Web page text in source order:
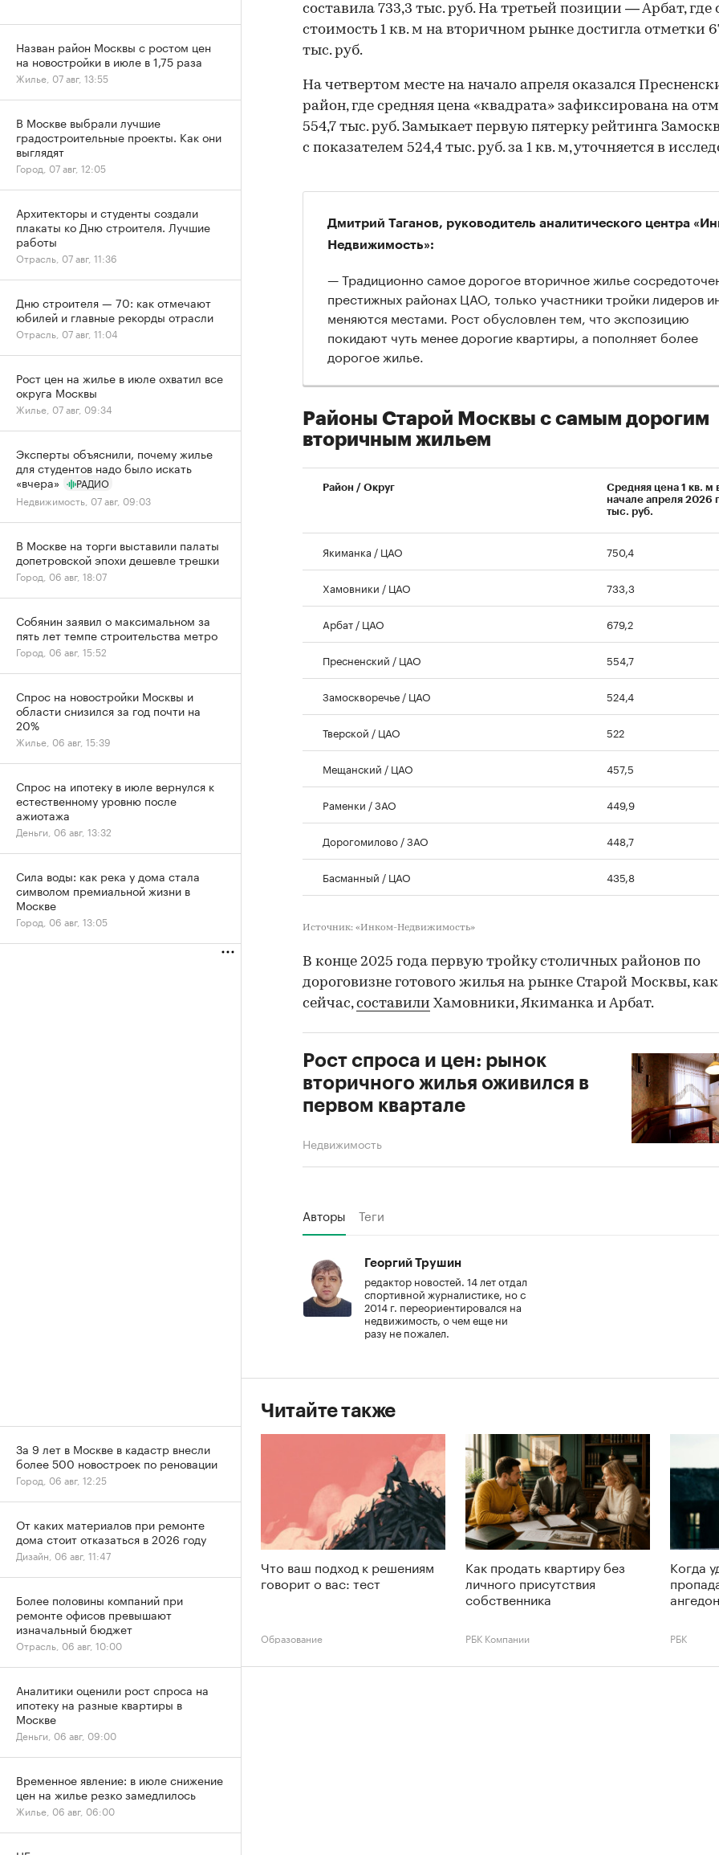
составила 733,3 тыс. руб. На третьей позиции — Арбат, где
стоимость 1 кв. м на вторичном рынке достигла отметки
тыс. руб.
На четвертом месте на начало апреля оказался
район, где средняя цена «квадрата» зафиксирована на
554,7 тыс. руб. Замыкает первую пятерку рейтинга
с показателем 524,4 тыс. руб. за 1 кв. м, уточняется в
00:00 00:00
Дмитрий Таганов, руководитель аналитического центра
Недвижимость»:
— Традиционно самое дорогое вторичное жилье
престижных районах ЦАО, только участники тройки лидеров
меняются местами. Рост обусловлен тем, что экспозицию
покидают чуть менее дорогие квартиры, а пополняет более
дорогое жилье.
Районы Старой Москвы с самым дорогим
вторичным жильем
Район / Округ
Средняя цена 1 кв. м
начале апреля 2026
тыс. руб.
Якиманка / ЦАО 750,4
Хамовники / ЦАО 733,3
Арбат / ЦАО 679,2
Пресненский / ЦАО 554,7
Замоскворечье / ЦАО 524,4
Тверской / ЦАО 522
Мещанский / ЦАО 457,5
Раменки / ЗАО 449,9
Дорогомилово / ЗАО 448,7
Басманный / ЦАО 435,8
Источник: «Инком-Недвижимость»
В конце 2025 года первую тройку столичных районов по
дороговизне готового жилья на рынке Старой Москвы,
сейчас,составили Хамовники, Якиманка и Арбат.
Рост спроса и цен: рынок
вторичного жилья оживился в
первом квартале
Недвижимость
Авторы Теги
Георгий Трушин
редактор новостей. 14 лет отдал
спортивной журналистике, но с
2014 г. переориентировался на
недвижимость, о чем еще ни
разу не пожалел.
Читайте также
Что ваш подход к решениям
говорит о вас: тест
Образование
Как продать квартиру без
личного присутствия
собственника
РБК Компании
Когда
РБК
Назван район Москвы с ростом цен
на новостройки в июле в 1,75 раза
Жилье, 07 авг, 13:55
В Москве выбрали лучшие
градостроительные проекты. Как они
выглядят
Город, 07 авг, 12:05
Архитекторы и студенты создали
плакаты ко Дню строителя. Лучшие
работы
Отрасль, 07 авг, 11:36
Дню строителя — 70: как отмечают
юбилей и главные рекорды отрасли
Отрасль, 07 авг, 11:04
Рост цен на жилье в июле охватил все
округа Москвы
Жилье, 07 авг, 09:34
Эксперты объяснили, почему жилье
для студентов надо было искать
«вчера»
РАДИО
Недвижимость, 07 авг, 09:03
В Москве на торги выставили палаты
допетровской эпохи дешевле трешки
Город, 06 авг, 18:07
Собянин заявил о максимальном за
пять лет темпе строительства метро
Город, 06 авг, 15:52
Спрос на новостройки Москвы и
области снизился за год почти на
20%
Жилье, 06 авг, 15:39
Спрос на ипотеку в июле вернулся к
естественному уровню после
ажиотажа
Деньги, 06 авг, 13:32
Сила воды: как река у дома стала
символом премиальной жизни в
Москве
Город, 06 авг, 13:05
За 9 лет в Москве в кадастр внесли
более 500 новостроек по реновации
Город, 06 авг, 12:25
От каких материалов при ремонте
дома стоит отказаться в 2026 году
Дизайн, 06 авг, 11:47
Более половины компаний при
ремонте офисов превышают
изначальный бюджет
Отрасль, 06 авг, 10:00
Аналитики оценили рост спроса на
ипотеку на разные квартиры в
Москве
Деньги, 06 авг, 09:00
Временное явление: в июле снижение
цен на жилье резко замедлилось
Жилье, 06 авг, 06:00